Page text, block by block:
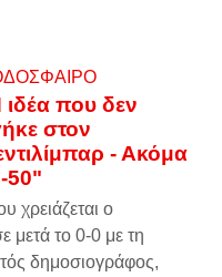
που δεν
στον
- Ακόμα
50"
χρειάζεται ο
μετά το 0-0 με τη
δημοσιογράφος,